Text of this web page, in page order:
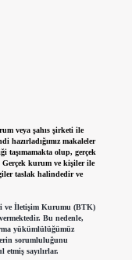
veya şahıs şirketi ile
hazırladığımız makaleler
taşımamakta olup, gerçek
Gerçek kurum ve kişiler ile
taslak halindedir ve
ve İletişim Kurumu (BTK)
Bu nedenle,
yükümlülüğümüz
sorumluluğunu
sayılırlar.